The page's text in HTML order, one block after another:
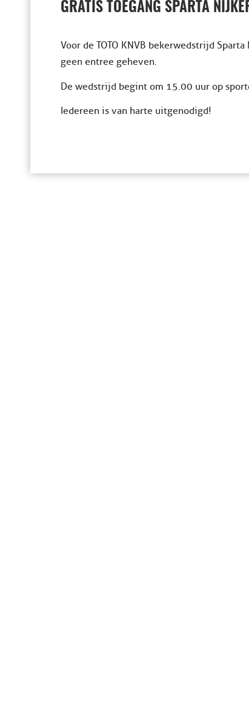
GRATIS TOEGANG SPARTA
Voor de TOTO KNVB bekerwedstrijd
geen entree geheven.
De wedstrijd begint om 15.00 uur op
Iedereen is van harte uitgenodigd!